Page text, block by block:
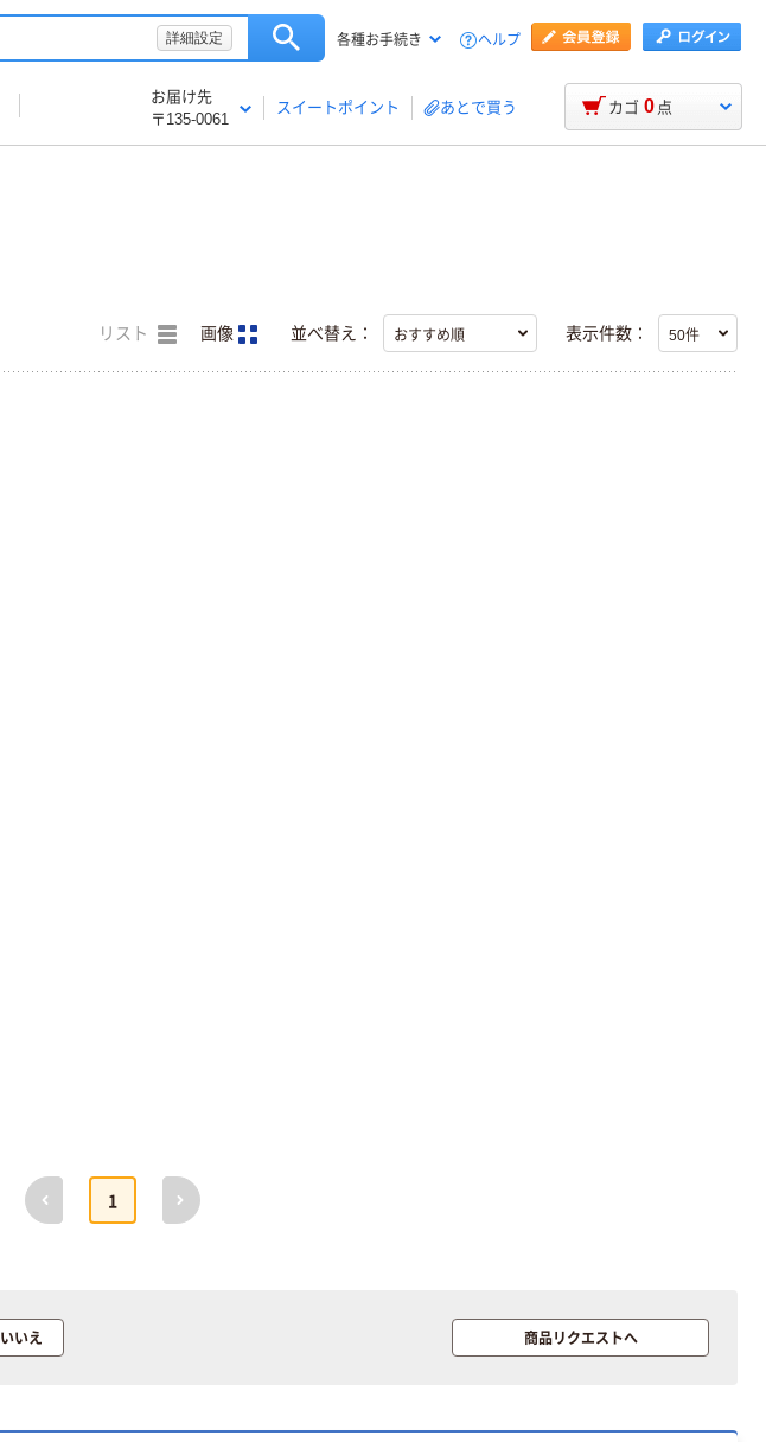
詳細設定 各種お手続き ヘルプ
お届け先
〒135-0061
スイートポイント あとで買う カゴ 0 点
リスト 画像 並べ替え： 表示件数：
前へ
1
次へ
いいえ 商品リクエストへ
￥1,280~
プラッツ
ベッドサイドテ
ーブル